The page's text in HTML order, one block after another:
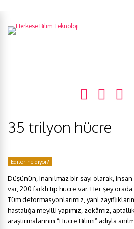
35 trilyon hücre
Editör ne diyor?
Düşünün, inanılmaz bir sayı olarak,
var, 200 farklı tip hücre var. Her şey
Tüm deformasyonlarımız, yani
hastalığa meyilli yapımız, zekâmız,
araştırmalarının “Hücre Bilimi” adıyla